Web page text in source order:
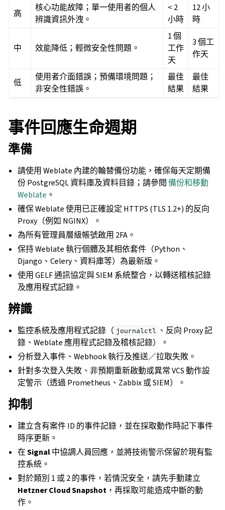
高
核心功能故障；單一使用者的個人
辨識資訊外洩。
< 2
小時
12 小
時
中 效能降低；輕微安全性問題。
1 個
工作
天
3 個工
作天
低
使用者介面錯誤；預備環境問題；
非安全性錯誤。
最佳
結果
最佳
結果
事件回應生命週期
準備
請使用 Weblate 內建的輪替備份功能，確保每天定期備
份 PostgreSQL 資料庫及資料目錄；請參閱備份和移動
Weblate 。
確保 Weblate 使用已正確設定 HTTPS (TLS 1.2+) 的反向
Proxy（例如 NGINX）。
為所有管理員層級帳號啟用 2FA。
保持 Weblate 執行個體及其相依套件（Python、
Django、Celery、資料庫等）為最新版。
使用 GELF 通訊協定與 SIEM 系統整合，以轉送稽核記錄
及應用程式記錄。
辨識
監控系統及應用程式記錄（ journalctl 、反向 Proxy 記
錄、Weblate 應用程式記錄及稽核記錄）。
分析登入事件、Webhook 執行及推送／拉取失敗。
針對多次登入失敗、非預期重新啟動或異常 VCS 動作設
定警示（透過 Prometheus、Zabbix 或 SIEM）。
抑制
建立含有案件 ID 的事件記錄，並在採取動作時記下事件
時序更新。
在Signal中協調人員回應，並將技術警示保留於現有監
控系統。
對於類別 1 或 2 的事件，若情況安全，請先手動建立
Hetzner Cloud Snapshot ，再採取可能造成中斷的動
作。